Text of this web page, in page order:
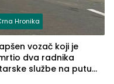
Hronika
vozač koji je
dva radnika
službe na putu